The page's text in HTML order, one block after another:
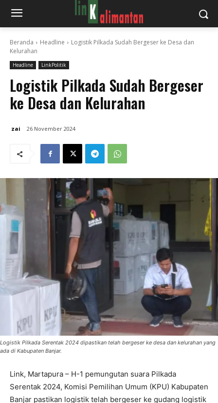
Beranda Headline
Logistik Pilkada Sudah Bergeser ke Desa dan
Kelurahan
Headline LinkPolitik
Logistik Pilkada Sudah Bergeser
ke Desa dan Kelurahan
zai 26 November 2024
Logistik Pilkada Serentak 2024 dipastikan telah bergeser ke desa dan kelurahan yang
ada di Kabupaten Banjar.
Link, Martapura – H-1 pemungutan suara Pilkada
Serentak 2024, Komisi Pemilihan Umum (KPU) Kabupaten
Banjar pastikan logistik telah bergeser ke gudang logistik